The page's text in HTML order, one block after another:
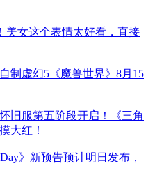
美女这个表情太好看，直接
制虚幻5《魔兽世界》8月15
旧服第五阶段开启！《三角
大红！
Day》新预告预计明日发布，